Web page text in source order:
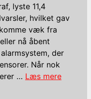
lyste 11,4
hvilket gav
væk fra
nå åbent
der
Når nok
… Læs mere